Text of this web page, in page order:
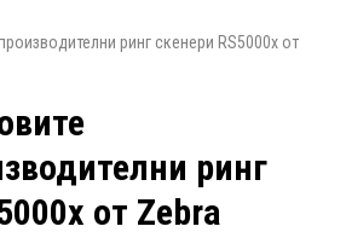
ринг скенери RS5000x от
ринг
от Zebra